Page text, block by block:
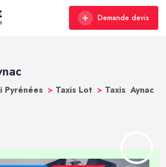
Demande devis
Pyrénées > Taxis Lot > Taxis Aynac